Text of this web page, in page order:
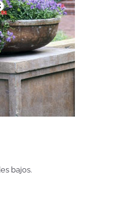
bajos.